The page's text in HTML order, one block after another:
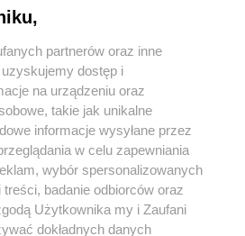
Instagram Youtube
partnerów oraz inne
dostęp i
na urządzeniu oraz
takie jak unikalne
informacje wysyłane przez
w celu zapewniania
wybór spersonalizowanych
badanie odbiorców oraz
Użytkownika my i Zaufani
dokładnych danych